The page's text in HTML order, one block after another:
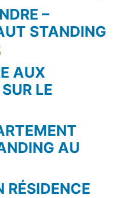
–
STANDING
AUX
LE
AU
RÉSIDENCE